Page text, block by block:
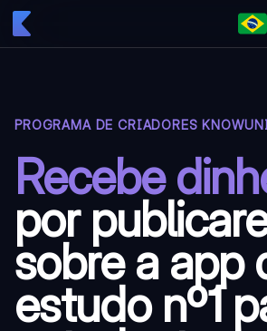
PROGRAMA DE CRIADORES
Recebe
por
sobre a app
estudo nº1